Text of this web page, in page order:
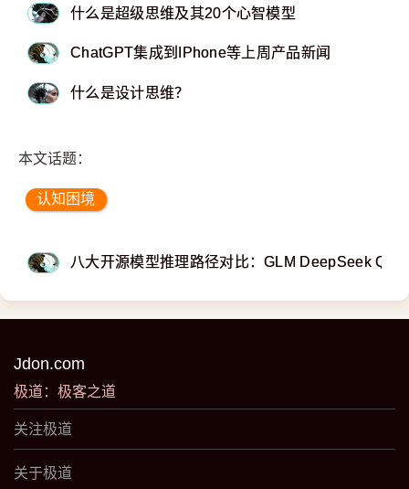
什么是超级思维及其20个心智模型
ChatGPT集成到IPhone等上周产品新闻
什么是设计思维？
本文话题：
认知困境
八大开源模型推理路径对比：GLM DeepSeek
Jdon.com
极道：极客之道
关注极道
关于极道